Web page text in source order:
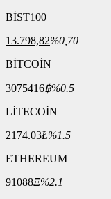
BİST100
13.798,82%0,70
BİTCOİN
3075416฿%0.5
LİTECOİN
2174.03Ł%1.5
ETHEREUM
91088Ξ%2.1